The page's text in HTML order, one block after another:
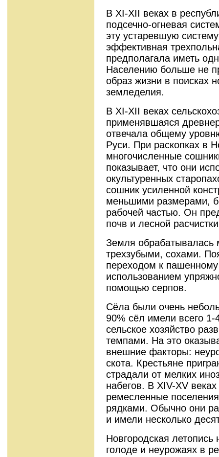
В XI-XII веках в
подсечно-огневая
эту устаревшую
эффективная
предполагала иметь
Населению больше не
образ жизни в поисках
земледелия.
В XI-XII веках
применявшаяся
отвечала общему
Руси. При раскопках в
многочисленные
показывает, что они
окультуренных
сошник усиленной
меньшими размерами,
рабочей частью. Он
почв и лесной
Земля обрабатывалась
трехзубыми, сохами.
переходом к
использованием
помощью серпов.
Сёла были очень
90% сёл имели всего
сельское хозяйство
темпами. На это
внешние факторы:
скота. Крестьяне
страдали от мелких
набегов. В XIV-XV
ремесленные
рядками. Обычно они
и имели несколько
Новгородская
голоде и неурожаях в